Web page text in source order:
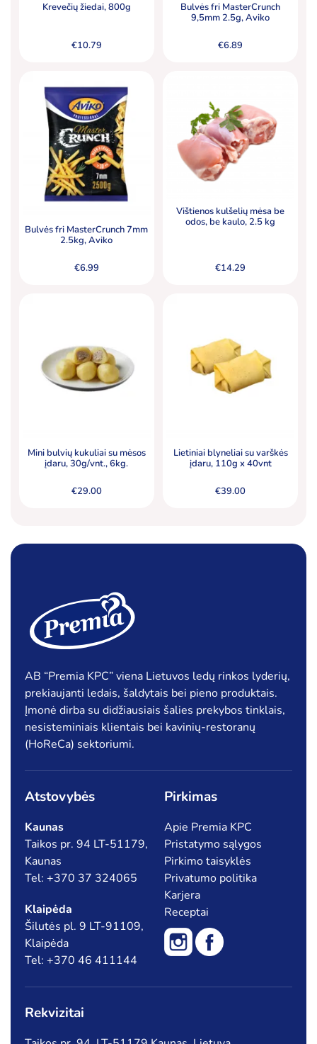
Krevečių žiedai, 800g
€10.79
Bulvės fri MasterCrunch
9,5mm 2.5g, Aviko
€6.89
Bulvės fri MasterCrunch 7mm
2.5kg, Aviko
€6.99
Vištienos kulšelių mėsa be
odos, be kaulo, 2.5 kg
€14.29
Mini bulvių kukuliai su mėsos
įdaru, 30g/vnt., 6kg.
€29.00
Lietiniai blyneliai su varškės
įdaru, 110g x 40vnt
€39.00
AB “Premia KPC” viena Lietuvos ledų rinkos lyderių,
prekiaujanti ledais, šaldytais bei pieno produktais.
Įmonė dirba su didžiausiais šalies prekybos tinklais,
nesisteminiais klientais bei kavinių-restoranų
(HoReCa) sektoriumi.
Atstovybės
Kaunas
Taikos pr. 94 LT-51179,
Kaunas
Tel: +370 37 324065
Klaipėda
Šilutės pl. 9 LT-91109,
Klaipėda
Tel: +370 46 411144
Pirkimas
Apie Premia KPC
Pristatymo sąlygos
Pirkimo taisyklės
Privatumo politika
Karjera
Receptai
Rekvizitai